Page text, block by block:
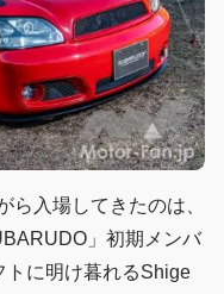
ら入場してきたのは、
」初期メンバ
トに明け暮れるShige